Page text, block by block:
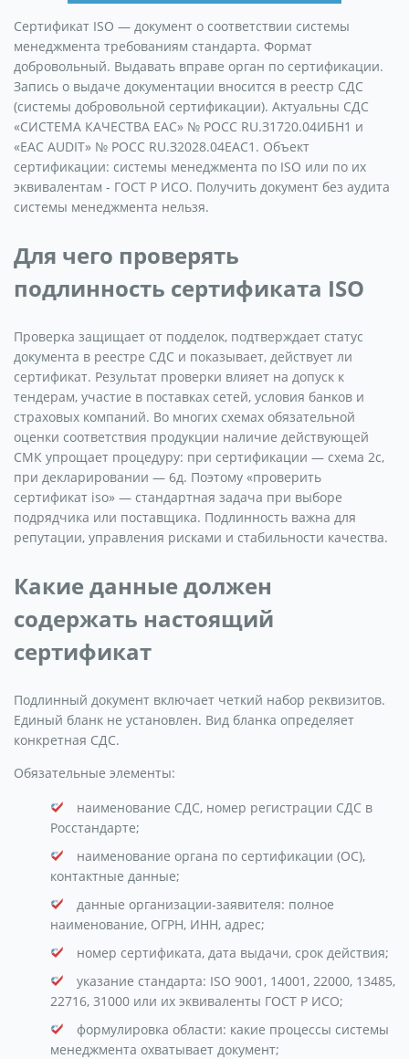
Сертификат ISO — документ о соответствии системы
менеджмента требованиям стандарта. Формат
добровольный. Выдавать вправе орган по сертификации.
Запись о выдаче документации вносится в реестр СДС
(системы добровольной сертификации). Актуальны СДС
«СИСТЕМА КАЧЕСТВА ЕАС» № РОСС RU.З1720.04ИБН1 и
«ЕАС AUDIT» № РОСС RU.З2028.04ЕАС1. Объект
сертификации: системы менеджмента по ISO или по их
эквивалентам - ГОСТ Р ИСО. Получить документ без аудита
системы менеджмента нельзя.
Для чего проверять
подлинность сертификата ISO
Проверка защищает от подделок, подтверждает статус
документа в реестре СДС и показывает, действует ли
сертификат. Результат проверки влияет на допуск к
тендерам, участие в поставках сетей, условия банков и
страховых компаний. Во многих схемах обязательной
оценки соответствия продукции наличие действующей
СМК упрощает процедуру: при сертификации — схема 2с,
при декларировании — 6д. Поэтому «проверить
сертификат iso» — стандартная задача при выборе
подрядчика или поставщика. Подлинность важна для
репутации, управления рисками и стабильности качества.
Какие данные должен
содержать настоящий
сертификат
Подлинный документ включает четкий набор реквизитов.
Единый бланк не установлен. Вид бланка определяет
конкретная СДС.
Обязательные элементы:
наименование СДС, номер регистрации СДС в
Росстандарте;
наименование органа по сертификации (ОС),
контактные данные;
данные организации-заявителя: полное
наименование, ОГРН, ИНН, адрес;
номер сертификата, дата выдачи, срок действия;
указание стандарта: ISO 9001, 14001, 22000, 13485,
22716, 31000 или их эквиваленты ГОСТ Р ИСО;
формулировка области: какие процессы системы
менеджмента охватывает документ;